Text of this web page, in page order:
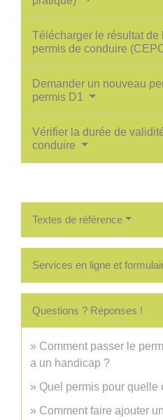
Télécharger le résultat de
permis de conduire
Demander un nouveau
permis D1
Vérifier la durée de
conduire
Textes de référence
Services en ligne et
Questions ? Réponses !
Comment passer le
a un handicap ?
Quel permis pour
Comment faire ajouter